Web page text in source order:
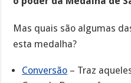
Mas quais são algumas
esta medalha?
Conversão – Traz